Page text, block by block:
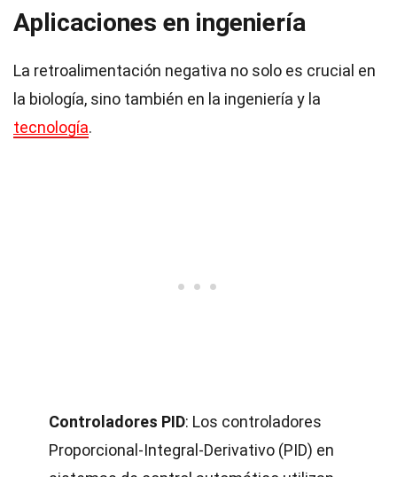
Aplicaciones en ingeniería
La retroalimentación negativa no solo es crucial en
la biología, sino también en la ingeniería y la
tecnología.
Controladores PID: Los controladores
Proporcional-Integral-Derivativo (PID) en